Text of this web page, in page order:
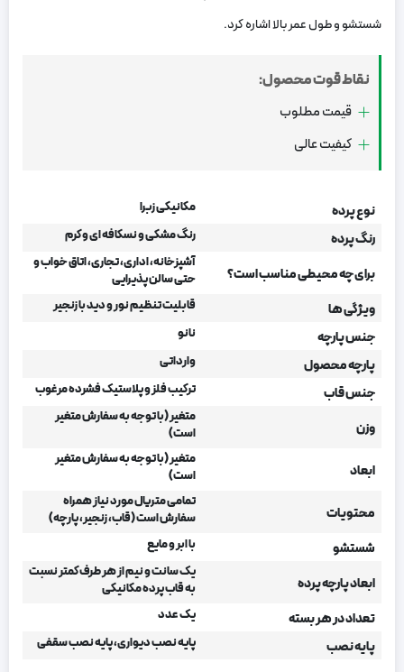
شستشو و طول عمر بالا اشاره کرد.
نقاط قوت محصول:
قیمت مطلوب
کیفیت عالی
نوع پرده مکانیکی زبرا
رنگ پرده رنگ مشکی و نسکافه ای و کرم
برای چه محیطی مناسب است؟
آشپزخانه، اداری، تجاری، اتاق خواب و
حتی سالن پذیرایی
ویژگی ها قابلیت تنظیم نور و دید با زنجیر
جنس پارچه نانو
پارچه محصول وارداتی
جنس قاب ترکیب فلز و پلاستیک فشرده مرغوب
وزن
متغیر (با توجه به سفارش متغیر
است)
ابعاد
متغیر (با توجه به سفارش متغیر
است)
محتویات
تمامی متریال مورد نیاز همراه
سفارش است (قاب، زنجیر، پارچه)
شستشو با ابر و مایع
ابعاد پارچه پرده
یک سانت و نیم از هر طرف کمتر نسبت
به قاب پرده مکانیکی
تعداد در هر بسته یک عدد
پایه نصب پایه نصب دیواری، پایه نصب سقفی